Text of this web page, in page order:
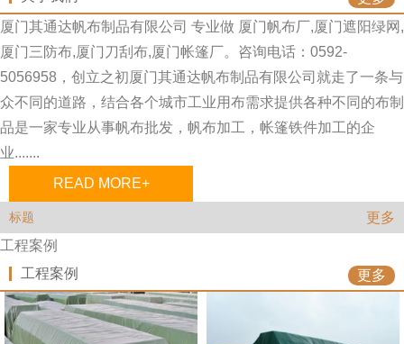
厦门其通达帆布制品有限公司 专业做 厦门帆布厂,厦门遮阳绿网,
厦门三防布,厦门刀刮布,厦门帐篷厂。咨询电话：0592-
5056958，创立之初厦门其通达帆布制品有限公司就走了一条与
众不同的道路，结合各个城市工业用布需求提供各种不同的布制
品是一家专业从事帆布批发，帆布加工，帐篷铁件加工的企
业.......
READ MORE+
标题
更多
工程案例
工程案例
更多